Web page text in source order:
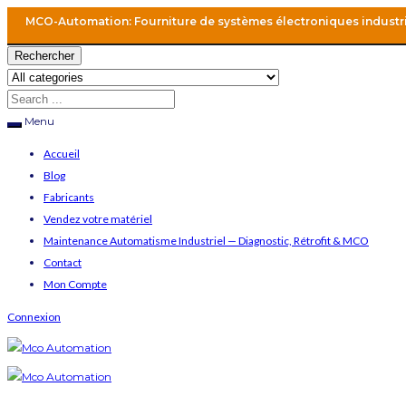
MCO-Automation: Fourniture de systèmes électroniques
Rechercher
Menu
Accueil
Blog
Fabricants
Vendez votre matériel
Maintenance Automatisme Industriel — Diagnostic, Rétrofit & MCO
Contact
Mon Compte
Connexion